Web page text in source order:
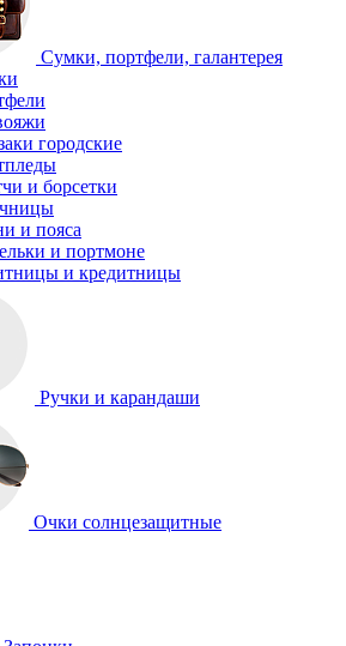
Сумки, портфели, галантерея
городские
и борсетки
и пояса
и портмоне
и кредитницы
Ручки и карандаши
Очки солнцезащитные